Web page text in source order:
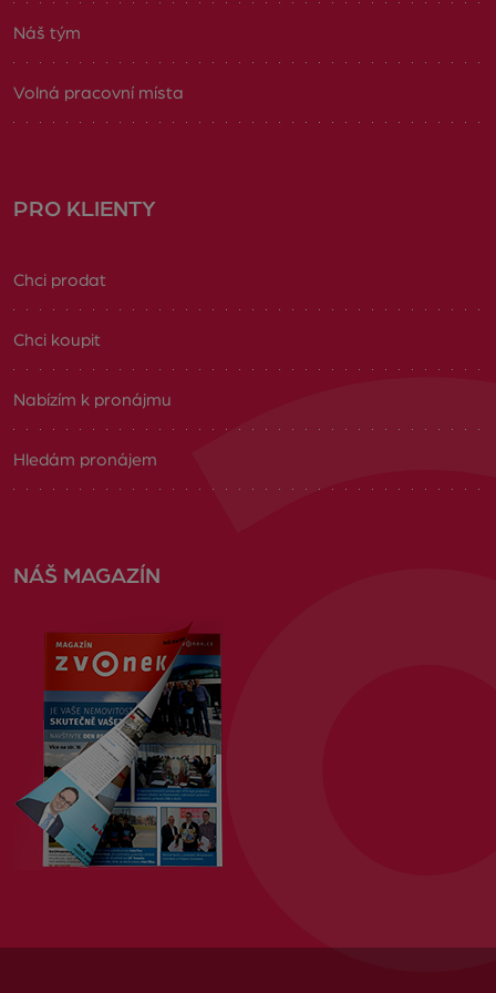
Náš tým
Volná pracovní místa
PRO KLIENTY
Chci prodat
Chci koupit
Nabízím k pronájmu
Hledám pronájem
NÁŠ MAGAZÍN